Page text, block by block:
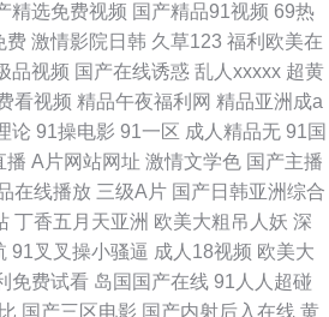
精选免费视频 国产精品91视频 69热
费 激情影院日韩 久草123 福利欧美在
品视频 国产在线诱惑 乱人xxxxx 超黄
看视频 精品午夜福利网 精品亚洲成a
论 91操电影 91一区 成人精品无 91国
播 A片网站网址 激情文学色 国产主播
在线播放 三级A片 国产日韩亚洲综合
丁香五月天亚洲 欧美大粗吊人妖 深
91叉叉操小骚逼 成人18视频 欧美大
免费试看 岛国国产在线 91人人超碰
国产三区电影 国产内射后入在线 黄